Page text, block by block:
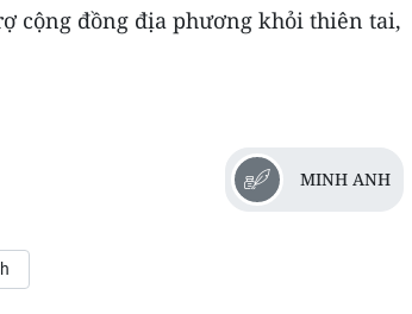
cộng đồng địa phương khỏi thiên tai,
MINH ANH